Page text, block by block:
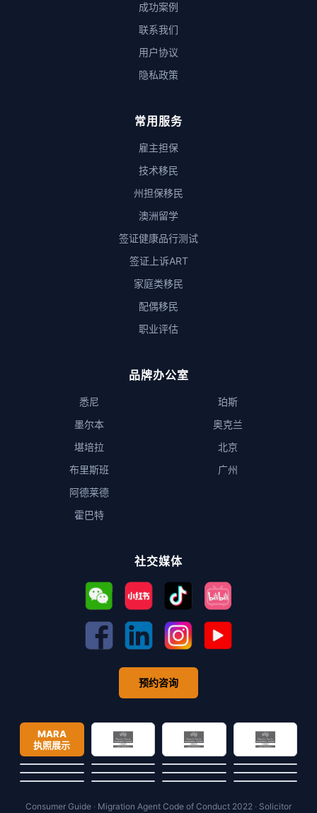
成功案例
联系我们
用户协议
隐私政策
常用服务
雇主担保
技术移民
州担保移民
澳洲留学
签证健康品行测试
签证上诉ART
家庭类移民
配偶移民
职业评估
品牌办公室
悉尼
墨尔本
堪培拉
布里斯班
阿德莱德
霍巴特
珀斯
奥克兰
北京
广州
社交媒体
预约咨询
MARA
执照展示
Consumer Guide · Migration Agent Code of Conduct 2022 · Solicitor